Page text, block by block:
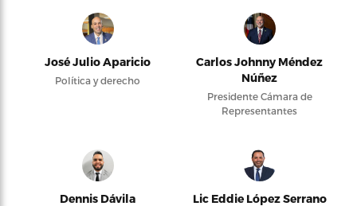
José Julio Aparicio
Política y derecho
Carlos Johnny Méndez
Núñez
Presidente Cámara de
Representantes
Dennis Dávila Lic Eddie López Serrano